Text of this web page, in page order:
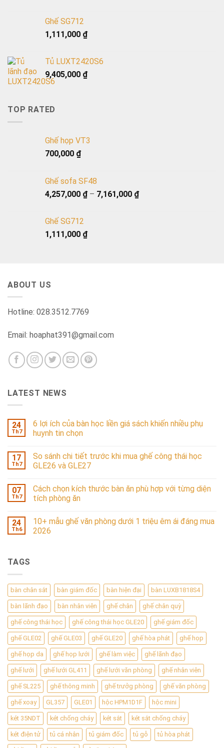
Ghế SG712
1,111,000 ₫
Tủ LUXT2420S6
9,405,000 ₫
TOP RATED
Ghế họp VT3
700,000 ₫
Ghế sofa SF48
4,257,000 ₫– 7,161,000 ₫
Ghế SG712
1,111,000 ₫
ABOUT US
Hotline: 028.3512.7769
Email: hoaphat391@gmail.com
LATEST NEWS
24
Th7
6 lợi ích của bàn học liền giá sách khiến nhiều phụ
huynh tin chọn
17
Th7
So sánh chi tiết trước khi mua ghế công thái học
GLE26 và GLE27
07
Th7
Cách chọn kích thước bàn ăn phù hợp với từng diện
tích phòng ăn
24
Th6
10+ mẫu ghế văn phòng dưới 1 triệu êm ái đáng mua
2026
TAGS
bàn chân sắt bàn giám đốc bàn hiện đại bàn LUXB1818S4
bàn lãnh đạo bàn nhân viên ghế chân ghế chân quỳ
ghế công thái học ghế công thái học GLE20 ghế giám đốc
ghế GLE02 ghế GLE03 ghế GLE20 ghế hòa phát ghế họp
ghế họp da ghế họp lưới ghế làm việc ghế lãnh đạo
ghế lưới ghế lưới GL411 ghế lưới văn phòng ghế nhân viên
ghế SL225 ghế thông minh ghế trưởg phòng ghế văn phòng
ghế xoay GL357 GLE01 hộc HPM1D1F hộc mini
két 35NDT két chống cháy két sắt két sắt chống cháy
két điện tử tủ cá nhân tủ giám đốc tủ gỗ tủ hòa phát